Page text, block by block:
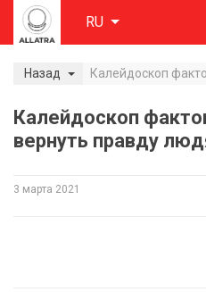
RU
Назад
Калейдоскоп
вернуть правду
3 мартa 2021